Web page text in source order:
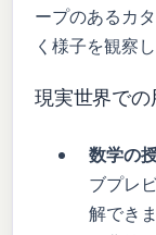
ープのあるカ
く様子を観察
現実世界での
数学の
ブプレ
解でき